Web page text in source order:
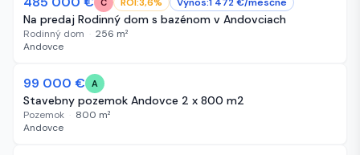
C
Na predaj Rodinný dom s bazénom v Andovciach
Rodinný dom · 256 m²
Andovce
61 dní
99 000 € A
Stavebny pozemok Andovce 2 x 800 m2
Pozemok · 800 m²
Andovce
-15 000 €